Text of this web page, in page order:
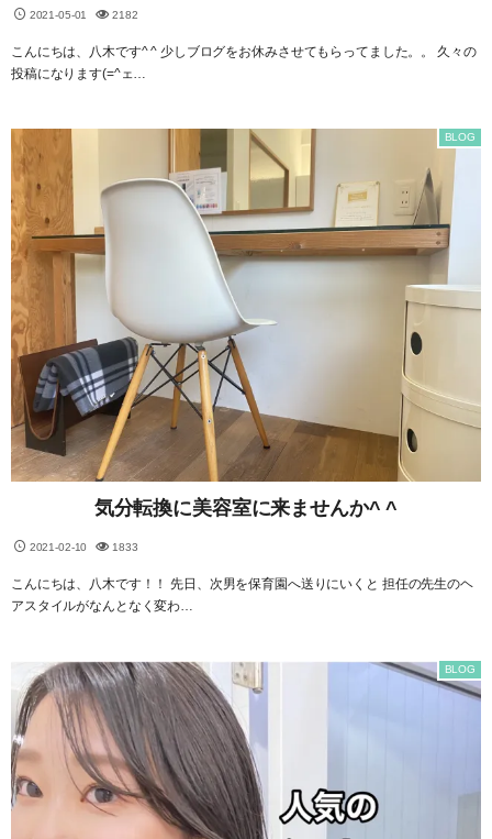
2021-05-01 2182
こんにちは、八木です^ ^ 少しブログをお休みさせてもらってました。。 久々の
投稿になります(=^ェ…
気分転換に美容室に来ませんか^ ^
2021-02-10
BLOG
1833
こんにちは、八木です！！ 先日、次男を保育園へ送りにいくと 担任の先生のヘ
アスタイルがなんとなく変わ…
BLOG